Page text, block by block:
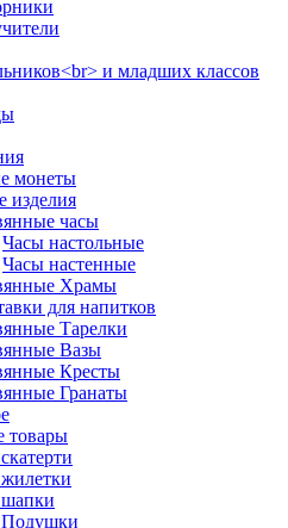
и младших классов
монеты
изделия
часы
Часы настольные
Часы настенные
Храмы
для напитков
Тарелки
Вазы
Кресты
Гранаты
товары